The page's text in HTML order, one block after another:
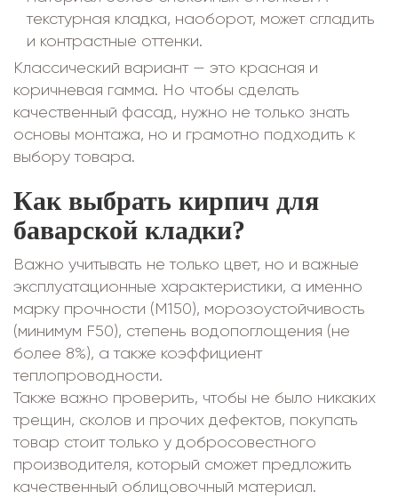
текстурная кладка, наоборот, может сгладить
и контрастные оттенки.
Классический вариант — это красная и
коричневая гамма. Но чтобы сделать
качественный фасад, нужно не только знать
основы монтажа, но и грамотно подходить к
выбору товара.
Как выбрать кирпич для
баварской кладки?
Важно учитывать не только цвет, но и важные
эксплуатационные характеристики, а именно
марку прочности (М150), морозоустойчивость
(минимум F50), степень водопоглощения (не
более 8%), а также коэффициент
теплопроводности.
Также важно проверить, чтобы не было никаких
трещин, сколов и прочих дефектов, покупать
товар стоит только у добросовестного
производителя, который сможет предложить
качественный облицовочный материал.